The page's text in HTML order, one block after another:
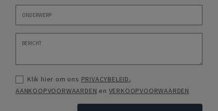
Klik hier om ons PRIVACYBELEID,
AANKOOPVOORWAARDEN en VERKOOPVOORWAARDEN